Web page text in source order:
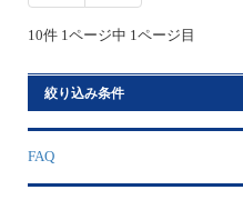
10件 1ページ中 1ページ目
絞り込み条件
FAQ